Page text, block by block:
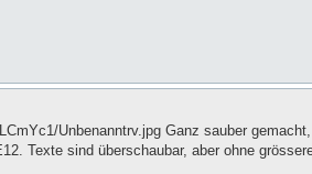
Unbenanntrv.jpg Ganz sauber
Texte sind überschaubar, aber ohne